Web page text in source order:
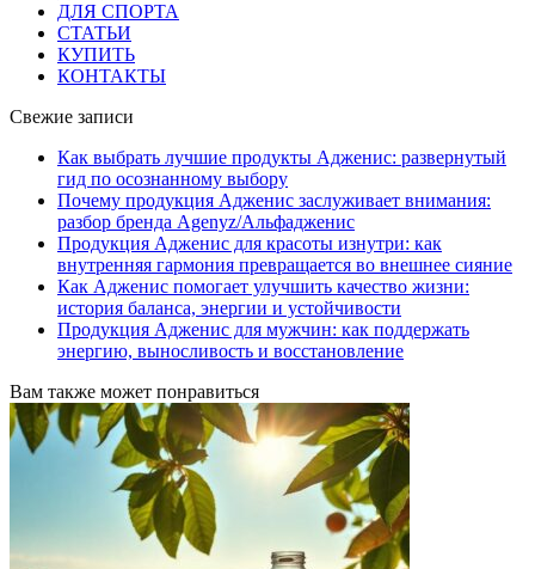
ДЛЯ СПОРТА
СТАТЬИ
КУПИТЬ
КОНТАКТЫ
Свежие записи
Как выбрать лучшие продукты Адженис: развернутый
гид по осознанному выбору
Почему продукция Адженис заслуживает внимания:
разбор бренда Agenyz/Альфадженис
Продукция Адженис для красоты изнутри: как
внутренняя гармония превращается во внешнее сияние
Как Адженис помогает улучшить качество жизни:
история баланса, энергии и устойчивости
Продукция Адженис для мужчин: как поддержать
энергию, выносливость и восстановление
Вам также может понравиться